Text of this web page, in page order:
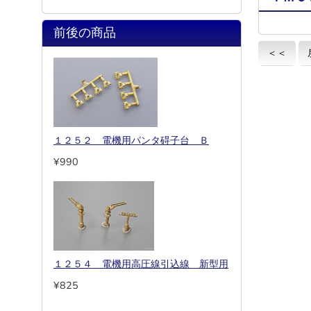
＜＜
前後の商品
１２５２ 電機用パンタ碍子台 Ｂ
¥990
１２５４ 電機用高圧線引込線 新型用
¥825